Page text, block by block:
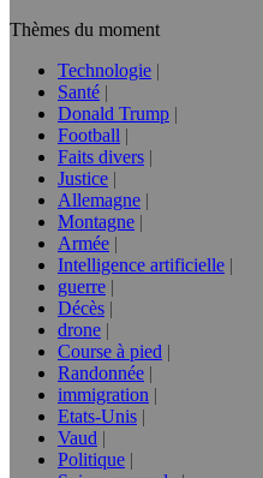
Thèmes du moment
Technologie
Santé
Donald Trump
Football
Faits divers
Justice
Allemagne
Montagne
Armée
Intelligence artificielle
guerre
Décès
drone
Course à pied
Randonnée
immigration
Etats-Unis
Vaud
Politique